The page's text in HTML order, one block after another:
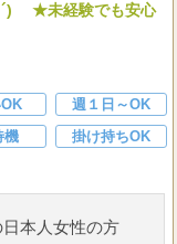
ゞ ★未経験でも安心
週１日～OK
機
掛け持ちOK
本人女性の方